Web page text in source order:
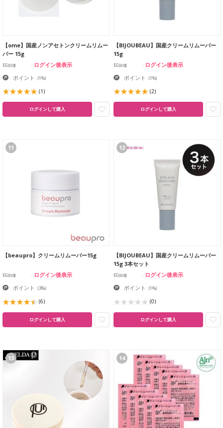
【ome】国産ノンアセトンクリームリムー
バー 15g
EG卸価 ログイン後表示
ポイント :(1%)
(1)
ログインして購入
【BIJOUBEAU】国産クリームリムーバー
15g
EG卸価 ログイン後表示
ポイント :(1%)
(2)
ログインして購入
11
【beaupro】クリームリムーバー15g
EG卸価 ログイン後表示
ポイント :(3%)
(6)
ログインして購入
12
【BIJOUBEAU】国産クリームリムーバー
15g 3本セット
EG卸価 ログイン後表示
ポイント :(1%)
(0)
ログインして購入
13 14